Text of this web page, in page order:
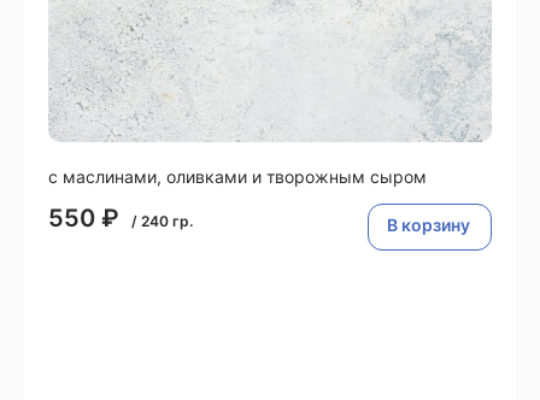
с маслинами, оливками и творожным сыром
550 ₽ / 240 гр. В корзину